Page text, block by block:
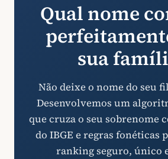
Qual nome
sua
Não deixe o nome do seu
Desenvolvemos um
que cruza o seu sobrenome
do IBGE e regras fonéticas
ranking seguro, único